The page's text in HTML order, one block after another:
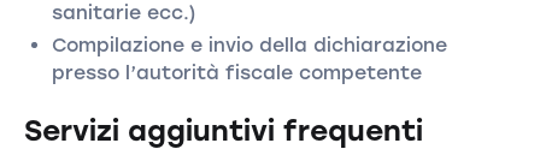
sanitarie ecc.)
Compilazione e invio della dichiarazione
presso l’autorità fiscale competente
Servizi aggiuntivi frequenti